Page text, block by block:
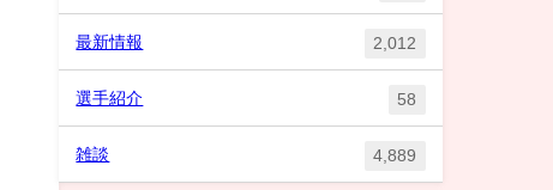
最新情報 2,012
選手紹介 58
雑談 4,889